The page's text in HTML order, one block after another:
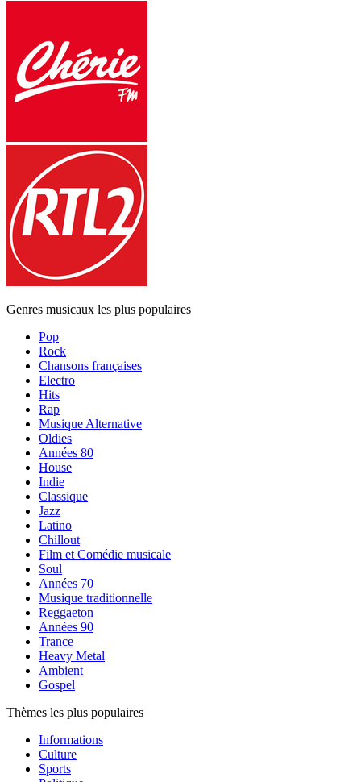
Genres musicaux les plus populaires
Pop
Rock
Chansons françaises
Electro
Hits
Rap
Musique Alternative
Oldies
Années 80
House
Indie
Classique
Jazz
Latino
Chillout
Film et Comédie musicale
Soul
Années 70
Musique traditionnelle
Reggaeton
Années 90
Trance
Heavy Metal
Ambient
Gospel
Thèmes les plus populaires
Informations
Culture
Sports